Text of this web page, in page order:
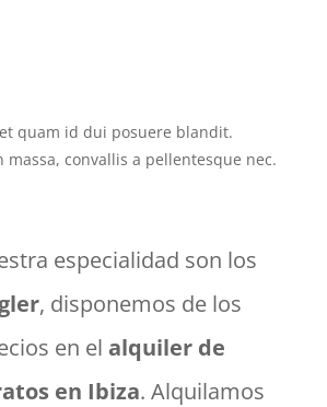
quam id dui posuere blandit.
massa, convallis a pellentesque nec.
especialidad son los
, disponemos de los
en el alquiler de
en Ibiza. Alquilamos